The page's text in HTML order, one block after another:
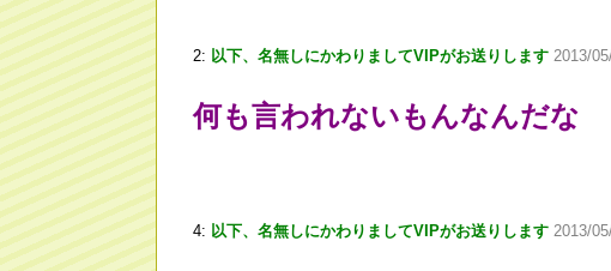
2: 以下、名無しにかわりましてVIPがお送りします 2013/
何も言われないもんなんだな
4: 以下、名無しにかわりましてVIPがお送りします 2013/